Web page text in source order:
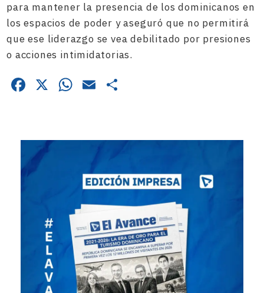
para mantener la presencia de los dominicanos en
los espacios de poder y aseguró que no permitirá
que ese liderazgo se vea debilitado por presiones
o acciones intimidatorias.
Facebook
X WhatsApp
Email